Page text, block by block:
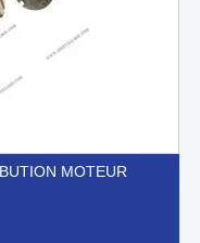
MOTEUR